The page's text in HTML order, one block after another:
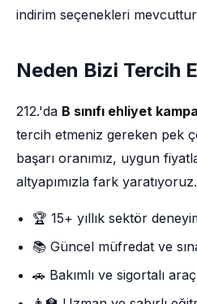
indirim seçenekleri
Neden Bizi Tercih
212.'da B sınıfı ehliyet
tercih etmeniz gereken pek
başarı oranımız, uygun
altyapımızla fark yaratıyoruz.
🏆 15+ yıllık sektör
📚 Güncel müfredat ve
🚗 Bakımlı ve sigortalı